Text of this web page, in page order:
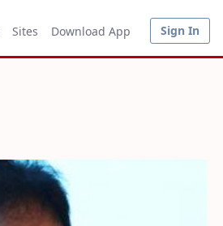
Sites Download App Sign In